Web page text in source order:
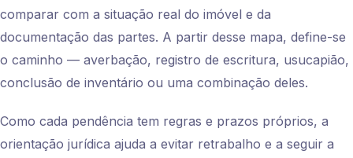
comparar com a situação real do imóvel e da
documentação das partes. A partir desse mapa, define-se
o caminho — averbação, registro de escritura, usucapião,
conclusão de inventário ou uma combinação deles.
Como cada pendência tem regras e prazos próprios, a
orientação jurídica ajuda a evitar retrabalho e a seguir a